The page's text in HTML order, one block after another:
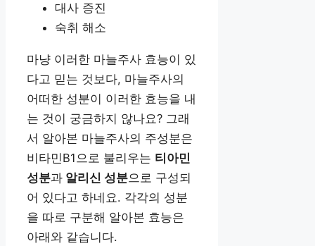
대사 증진
숙취 해소
마냥 이러한 마늘주사 효능이 있
다고 믿는 것보다, 마늘주사의
어떠한 성분이 이러한 효능을 내
는 것이 궁금하지 않나요? 그래
서 알아본 마늘주사의 주성분은
비타민B1으로 불리우는 티아민
성분과 알리신 성분으로 구성되
어 있다고 하네요. 각각의 성분
을 따로 구분해 알아본 효능은
아래와 같습니다.